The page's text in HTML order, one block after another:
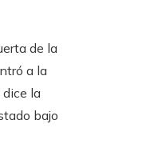
de la
a la
dice la
bajo